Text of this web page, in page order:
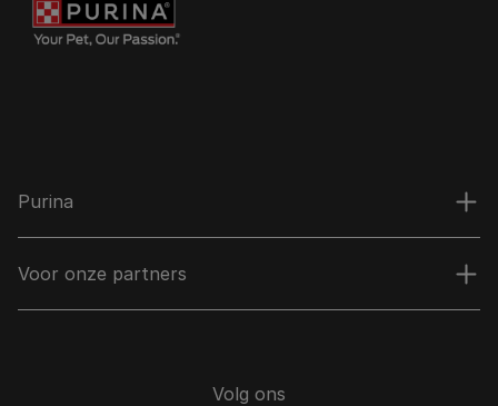
Purina
Voor onze partners
Volg ons